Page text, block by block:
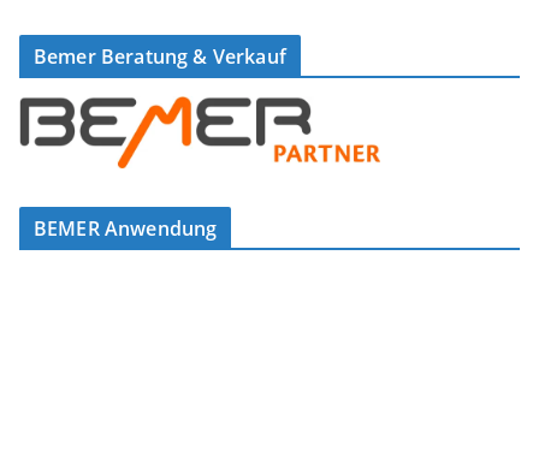
Bemer Beratung & Verkauf
BEMER Anwendung